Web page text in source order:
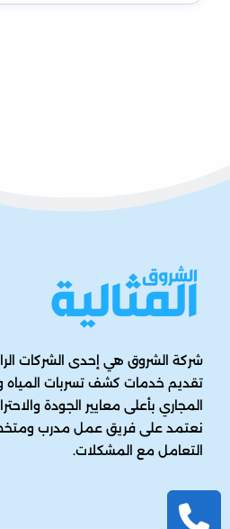
شركة الشروق هي إحدى الشركات
تقديم خدمات كشف تسربات المياه
المجاري بأعلى معايير الجودة
نعتمد على فريق عمل مدرب
التعامل مع المشكلات.